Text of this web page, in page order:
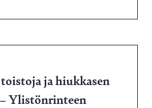
ja hiukkasen
Ylistönrinteen